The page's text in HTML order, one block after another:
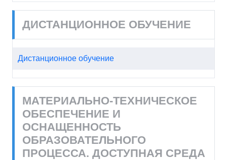
ДИСТАНЦИОННОЕ ОБУЧЕНИЕ
Дистанционное обучение
МАТЕРИАЛЬНО-ТЕХНИЧЕСКОЕ
ОБЕСПЕЧЕНИЕ И
ОСНАЩЕННОСТЬ
ОБРАЗОВАТЕЛЬНОГО
ПРОЦЕССА. ДОСТУПНАЯ СРЕДА